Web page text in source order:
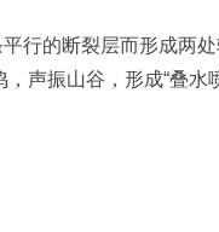
行的断裂层而形成两
声振山谷，形成“叠水